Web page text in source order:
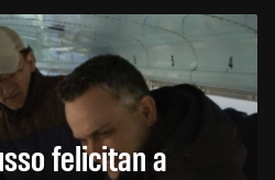
felicitan a